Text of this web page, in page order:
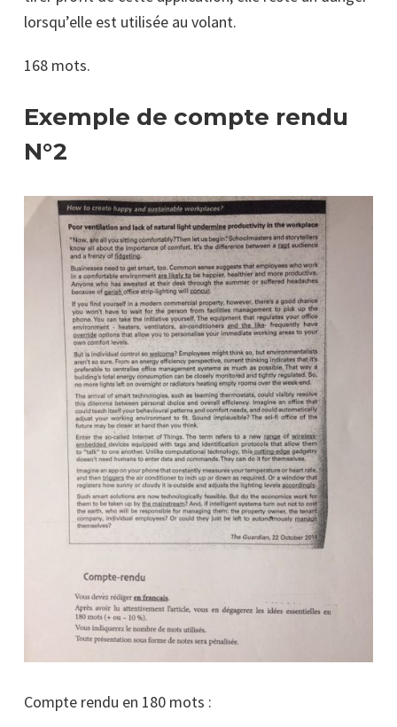
lorsqu’elle est utilisée au volant.
168 mots.
Exemple de compte rendu
N°2
Compte rendu en 180 mots :